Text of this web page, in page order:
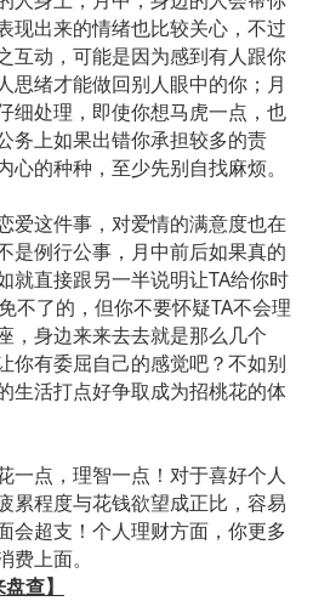
现出来的情绪也比较关心，不过
互动，可能是因为感到有人跟你
思绪才能做回别人眼中的你；月
细处理，即使你想马虎一点，也
务上如果出错你承担较多的责
的种种，至少先别自找麻烦。
爱这件事，对爱情的满意度也在
是例行公事，月中前后如果真的
就直接跟另一半说明让TA给你时
不了的，但你不要怀疑TA不会理
，身边来来去去就是那么几个
你有委屈自己的感觉吧？不如别
生活打点好争取成为招桃花的体
一点，理智一点！对于喜好个人
累程度与花钱欲望成正比，容易
会超支！个人理财方面，你更多
上面。
查】